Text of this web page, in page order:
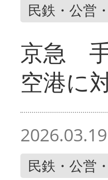
民鉄・公営
京急
空港に
2026.03.19
民鉄・公営